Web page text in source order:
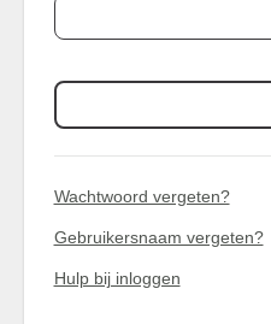
Wachtwoord vergeten?
Gebruikersnaam vergeten?
Hulp bij inloggen